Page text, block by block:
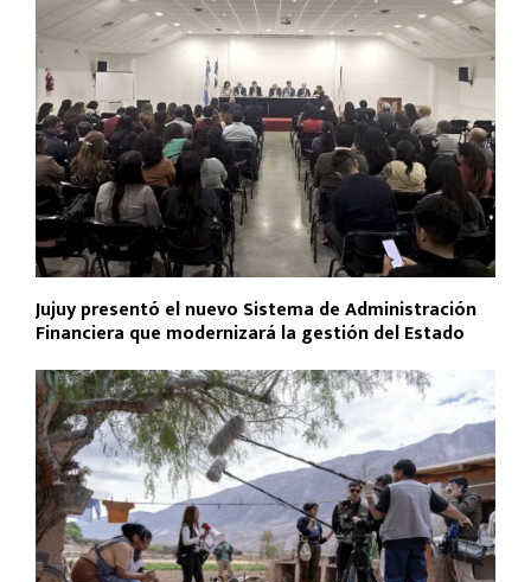
Jujuy presentó el nuevo Sistema de Administración
Financiera que modernizará la gestión del Estado